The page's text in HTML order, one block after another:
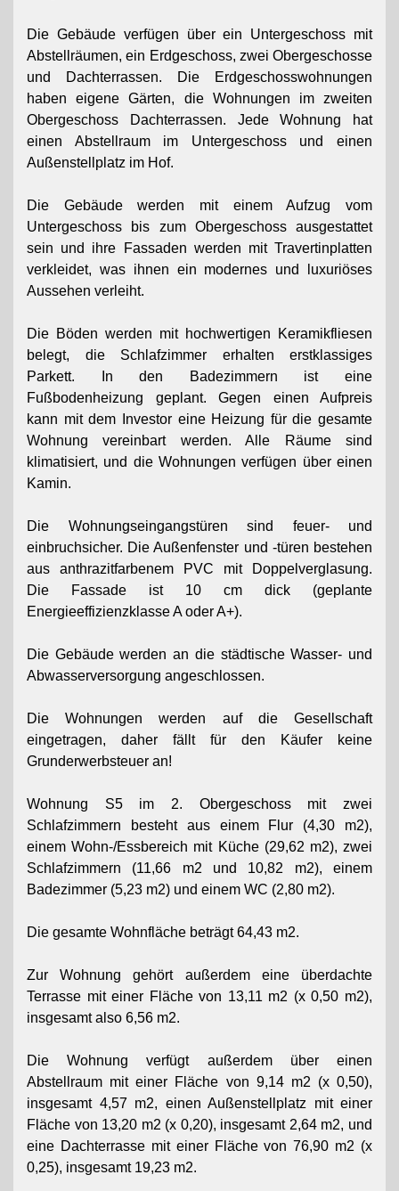
Die Gebäude verfügen über ein Untergeschoss mit
Abstellräumen, ein Erdgeschoss, zwei Obergeschosse
und Dachterrassen. Die Erdgeschosswohnungen
haben eigene Gärten, die Wohnungen im zweiten
Obergeschoss Dachterrassen. Jede Wohnung hat
einen Abstellraum im Untergeschoss und einen
Außenstellplatz im Hof.
Die Gebäude werden mit einem Aufzug vom
Untergeschoss bis zum Obergeschoss ausgestattet
sein und ihre Fassaden werden mit Travertinplatten
verkleidet, was ihnen ein modernes und luxuriöses
Aussehen verleiht.
Die Böden werden mit hochwertigen Keramikfliesen
belegt, die Schlafzimmer erhalten erstklassiges
Parkett. In den Badezimmern ist eine
Fußbodenheizung geplant. Gegen einen Aufpreis
kann mit dem Investor eine Heizung für die gesamte
Wohnung vereinbart werden. Alle Räume sind
klimatisiert, und die Wohnungen verfügen über einen
Kamin.
Die Wohnungseingangstüren sind feuer- und
einbruchsicher. Die Außenfenster und -türen bestehen
aus anthrazitfarbenem PVC mit Doppelverglasung.
Die Fassade ist 10 cm dick (geplante
Energieeffizienzklasse A oder A+).
Die Gebäude werden an die städtische Wasser- und
Abwasserversorgung angeschlossen.
Die Wohnungen werden auf die Gesellschaft
eingetragen, daher fällt für den Käufer keine
Grunderwerbsteuer an!
Wohnung S5 im 2. Obergeschoss mit zwei
Schlafzimmern besteht aus einem Flur (4,30 m2),
einem Wohn-/Essbereich mit Küche (29,62 m2), zwei
Schlafzimmern (11,66 m2 und 10,82 m2), einem
Badezimmer (5,23 m2) und einem WC (2,80 m2).
Die gesamte Wohnfläche beträgt 64,43 m2.
Zur Wohnung gehört außerdem eine überdachte
Terrasse mit einer Fläche von 13,11 m2 (x 0,50 m2),
insgesamt also 6,56 m2.
Die Wohnung verfügt außerdem über einen
Abstellraum mit einer Fläche von 9,14 m2 (x 0,50),
insgesamt 4,57 m2, einen Außenstellplatz mit einer
Fläche von 13,20 m2 (x 0,20), insgesamt 2,64 m2, und
eine Dachterrasse mit einer Fläche von 76,90 m2 (x
0,25), insgesamt 19,23 m2.